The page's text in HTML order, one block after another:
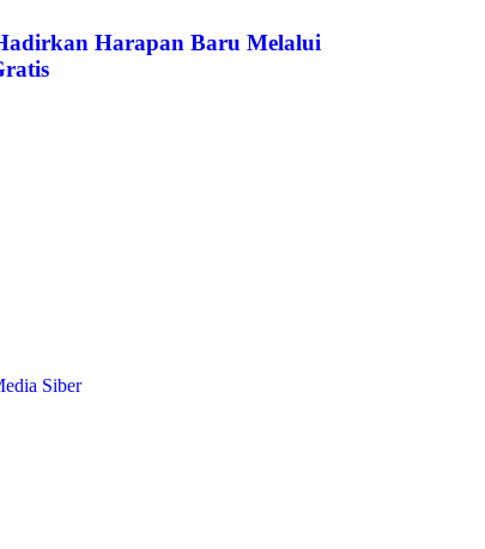
Harapan Baru Melalui
Siber